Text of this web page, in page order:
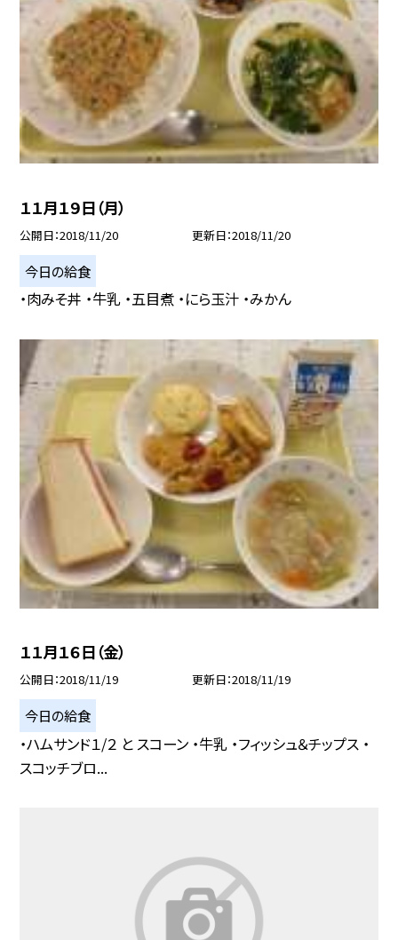
１１月１９日（月）
公開日 2018/11/20 更新日 2018/11/20
今日の給食
・肉みそ丼 ・牛乳 ・五目煮 ・にら玉汁 ・みかん
１１月１６日（金）
公開日 2018/11/19 更新日 2018/11/19
今日の給食
・ハムサンド１/２ と スコーン ・牛乳 ・フィッシュ＆チップス ・
スコッチブロ...